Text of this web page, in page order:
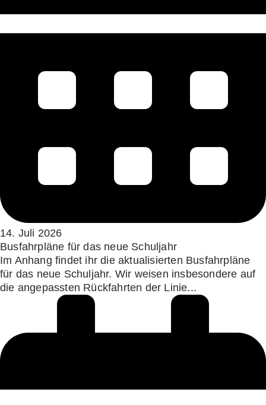
14. Juli 2026
Busfahrpläne für das neue Schuljahr
Im Anhang findet ihr die aktualisierten Busfahrpläne
für das neue Schuljahr. Wir weisen insbesondere auf
die angepassten Rückfahrten der Linie...